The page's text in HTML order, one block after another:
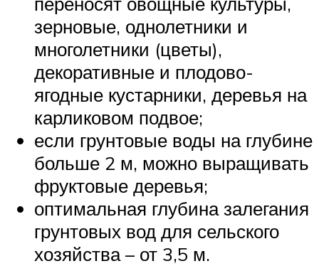
зерновые, однолетники и
многолетники (цветы),
декоративные и плодово-
ягодные кустарники, деревья на
карликовом подвое;
если грунтовые воды на глубине
больше 2 м, можно выращивать
фруктовые деревья;
оптимальная глубина залегания
грунтовых вод для сельского
хозяйства – от 3,5 м.